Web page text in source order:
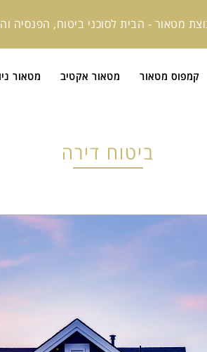
מטאור - הבית לסוכני ביטוח, הפנסיה
קמפוס מטאור מטאור אקטיב מטאור
ביטוח דירה